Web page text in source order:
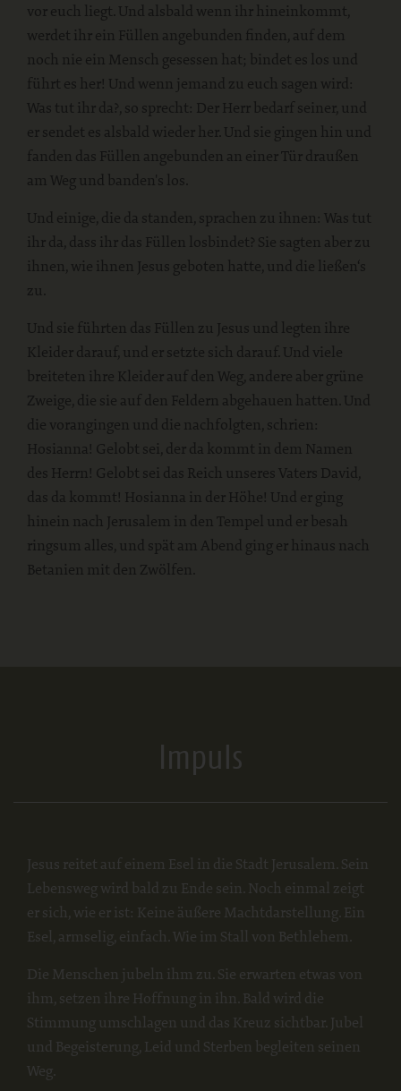
vor euch liegt. Und alsbald wenn ihr hineinkommt,
werdet ihr ein Füllen angebunden finden, auf dem
noch nie ein Mensch gesessen hat; bindet es los und
führt es her! Und wenn jemand zu euch sagen wird:
Was tut ihr da?, so sprecht: Der Herr bedarf seiner, und
er sendet es alsbald wieder her. Und sie gingen hin und
fanden das Füllen angebunden an einer Tür draußen
am Weg und banden's los.
Und einige, die da standen, sprachen zu ihnen: Was tut
ihr da, dass ihr das Füllen losbindet? Sie sagten aber zu
ihnen, wie ihnen Jesus geboten hatte, und die ließen‘s
zu.
Und sie führten das Füllen zu Jesus und legten ihre
Kleider darauf, und er setzte sich darauf. Und viele
breiteten ihre Kleider auf den Weg, andere aber grüne
Zweige, die sie auf den Feldern abgehauen hatten. Und
die vorangingen und die nachfolgten, schrien:
Hosianna! Gelobt sei, der da kommt in dem Namen
des Herrn! Gelobt sei das Reich unseres Vaters David,
das da kommt! Hosianna in der Höhe! Und er ging
hinein nach Jerusalem in den Tempel und er besah
ringsum alles, und spät am Abend ging er hinaus nach
Betanien mit den Zwölfen.
Impuls
Jesus reitet auf einem Esel in die Stadt Jerusalem. Sein
Lebensweg wird bald zu Ende sein. Noch einmal zeigt
er sich, wie er ist: Keine äußere Machtdarstellung. Ein
Esel, armselig, einfach. Wie im Stall von Bethlehem.
Die Menschen jubeln ihm zu. Sie erwarten etwas von
ihm, setzen ihre Hoffnung in ihn. Bald wird die
Stimmung umschlagen und das Kreuz sichtbar. Jubel
und Begeisterung, Leid und Sterben begleiten seinen
Weg.